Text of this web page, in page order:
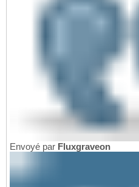
Envoyé par Fluxgraveon